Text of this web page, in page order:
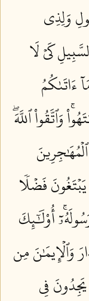
وَلِذِي
كَيۡ لَا
ءَاتَىٰكُمُ
وَٱتَّقُواْ ٱللَّهَۖ
فَضۡلٗا
أُوْلَٰٓئِكَ
وَٱلۡإِيمَٰنَ مِن
فِي